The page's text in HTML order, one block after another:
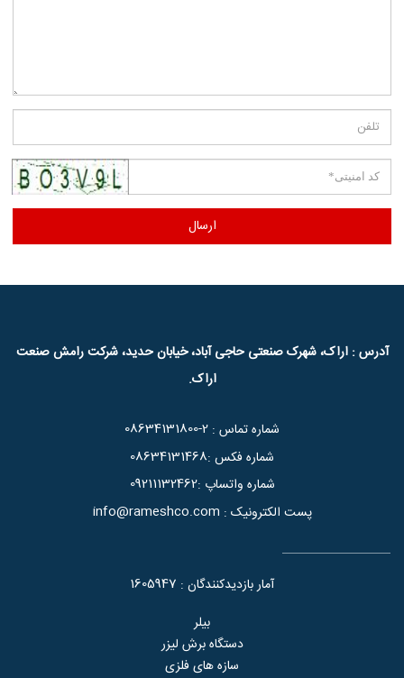
آدرس : اراک، شهرک صنعتی حاجی آباد، خیابان حدید، شرکت رامش صنعت
اراک.
شماره تماس : 08634131800-2
شماره فکس :08634131468
شماره واتساپ :09211132462
پست الکترونیک : info@rameshco.com
آمار بازدیدکنندگان : 1605947
بیلر
دستگاه برش لیزر
سازه های فلزی